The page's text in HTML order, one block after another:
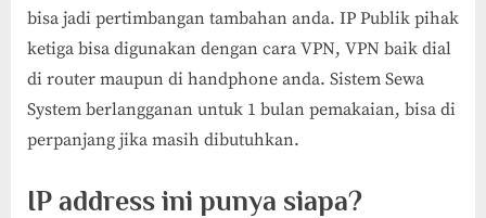
bisa jadi pertimbangan tambahan anda. IP Publik pihak
ketiga bisa digunakan dengan cara VPN, VPN baik dial
di router maupun di handphone anda. Sistem Sewa
System berlangganan untuk 1 bulan pemakaian, bisa di
perpanjang jika masih dibutuhkan.
IP address ini punya siapa?